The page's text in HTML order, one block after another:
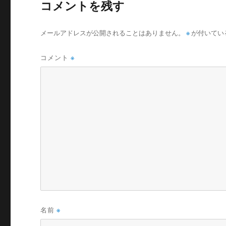
コメントを残す
メールアドレスが公開されることはありません。 ※ が付いて
コメント※
名前※